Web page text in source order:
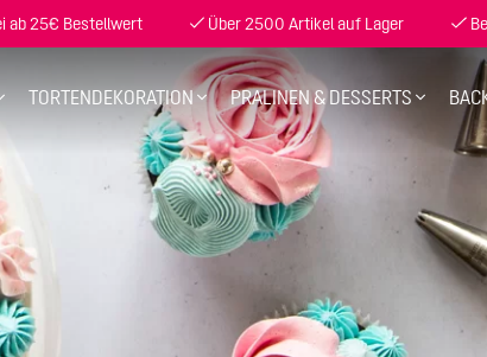
ab 25€ Bestellwert Über 2500 Artikel auf Lager
TORTENDEKORATION PRALINEN & DESSERTS